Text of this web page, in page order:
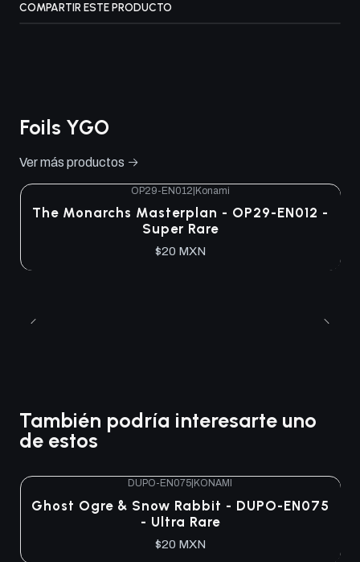
COMPARTIR ESTE PRODUCTO
Foils YGO
Ver más productos
OP29-EN012 Konami
The Monarchs Masterplan - OP29-EN012 -
Super Rare
$20 MXN
También podría interesarte uno
de estos
Agotado
DUPO-EN075 KONAMI
Ghost Ogre & Snow Rabbit - DUPO-EN075
- Ultra Rare
$20 MXN